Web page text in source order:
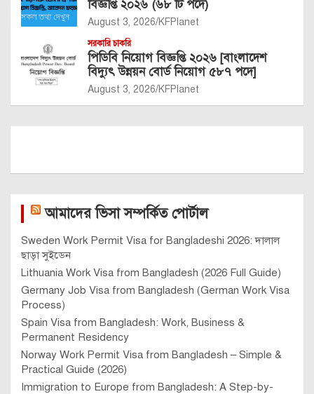
বিজ্ঞপ্তি ২০২৬ (৬৮ টি পদে)
August 3, 2026 KFPlanet
সরকারি চাকরি
পিডিবি নিয়োগ বিজ্ঞপ্তি ২০২৬ [বাংলাদেশ
বিদ্যুৎ উন্নয়ন বোর্ড নিয়োগ ৫৮৭ পদে]
August 3, 2026 KFPlanet
আমাদের ভিসা সম্পর্কিত পোর্টাল
Sweden Work Permit Visa for Bangladeshi 2026: দালাল
ছাড়া সুইডেন
Lithuania Work Visa from Bangladesh (2026 Full Guide)
Germany Job Visa from Bangladesh (German Work Visa
Process)
Spain Visa from Bangladesh: Work, Business &
Permanent Residency
Norway Work Permit Visa from Bangladesh – Simple &
Practical Guide (2026)
Immigration to Europe from Bangladesh: A Step-by-